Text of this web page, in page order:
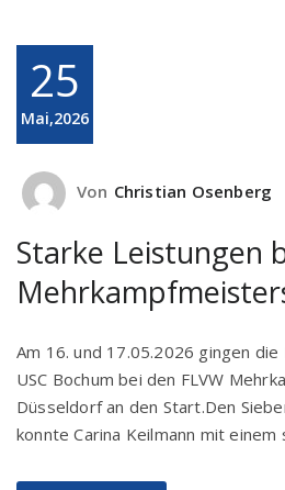
25
Mai,2026
Von Christian Osenberg
Starke Leistungen
Am 16. und 17.05.2026 gingen
USC Bochum bei den FLVW
Düsseldorf an den Start.Den
konnte Carina Keilmann mit